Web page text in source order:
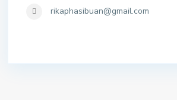
rikaphasibuan@gmail.com